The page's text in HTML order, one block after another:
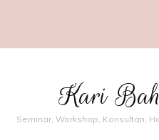
Kari
Seminar, Workshop, Konsultan,